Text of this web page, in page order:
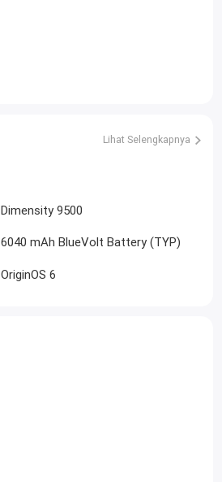
Lihat Selengkapnya
Dimensity 9500
6040 mAh BlueVolt Battery (TYP)
OriginOS 6